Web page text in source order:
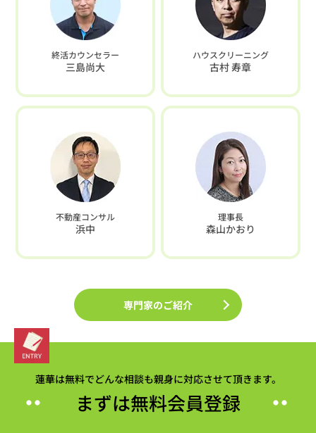
終活カウンセラー
三島尚大
ハウスクリーニング
古村 寿章
不動産コンサル
浜中
理事長
森山かおり
専門家のご紹介
蓮華は無料でどんな相談も親身に対応させて頂きます。
まずは無料会員登録